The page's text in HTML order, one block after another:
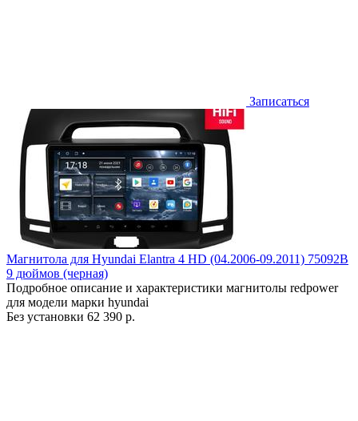
Записаться
Магнитола для Hyundai Elantra 4 HD (04.2006-09.2011) 75092B
9 дюймов (черная)
Подробное описание и характеристики магнитолы redpower
для модели марки hyundai
Без установки 62 390 р.